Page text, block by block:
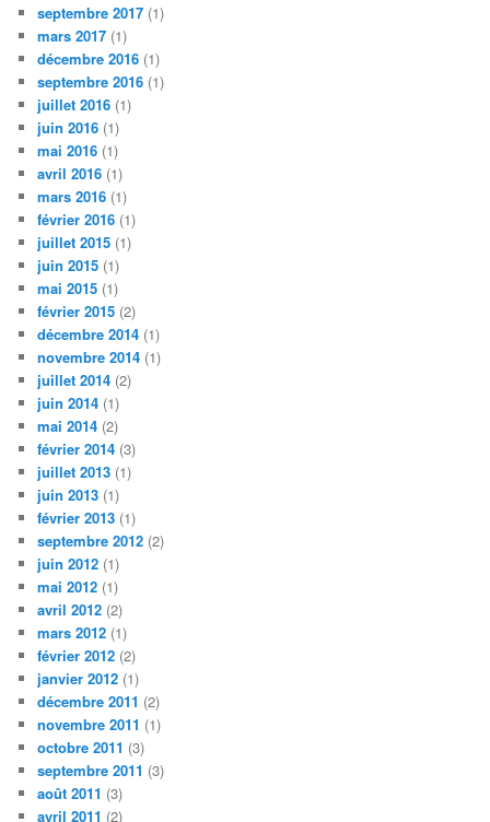
septembre 2017 (1)
mars 2017 (1)
décembre 2016 (1)
septembre 2016 (1)
juillet 2016 (1)
juin 2016 (1)
mai 2016 (1)
avril 2016 (1)
mars 2016 (1)
février 2016 (1)
juillet 2015 (1)
juin 2015 (1)
mai 2015 (1)
février 2015 (2)
décembre 2014 (1)
novembre 2014 (1)
juillet 2014 (2)
juin 2014 (1)
mai 2014 (2)
février 2014 (3)
juillet 2013 (1)
juin 2013 (1)
février 2013 (1)
septembre 2012 (2)
juin 2012 (1)
mai 2012 (1)
avril 2012 (2)
mars 2012 (1)
février 2012 (2)
janvier 2012 (1)
décembre 2011 (2)
novembre 2011 (1)
octobre 2011 (3)
septembre 2011 (3)
août 2011 (3)
avril 2011 (2)